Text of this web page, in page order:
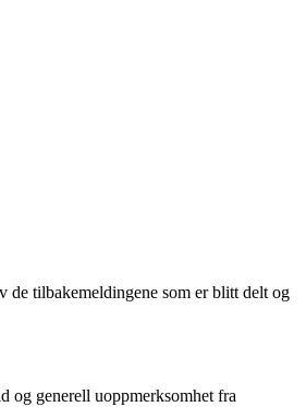
de tilbakemeldingene som er blitt delt og
og generell uoppmerksomhet fra